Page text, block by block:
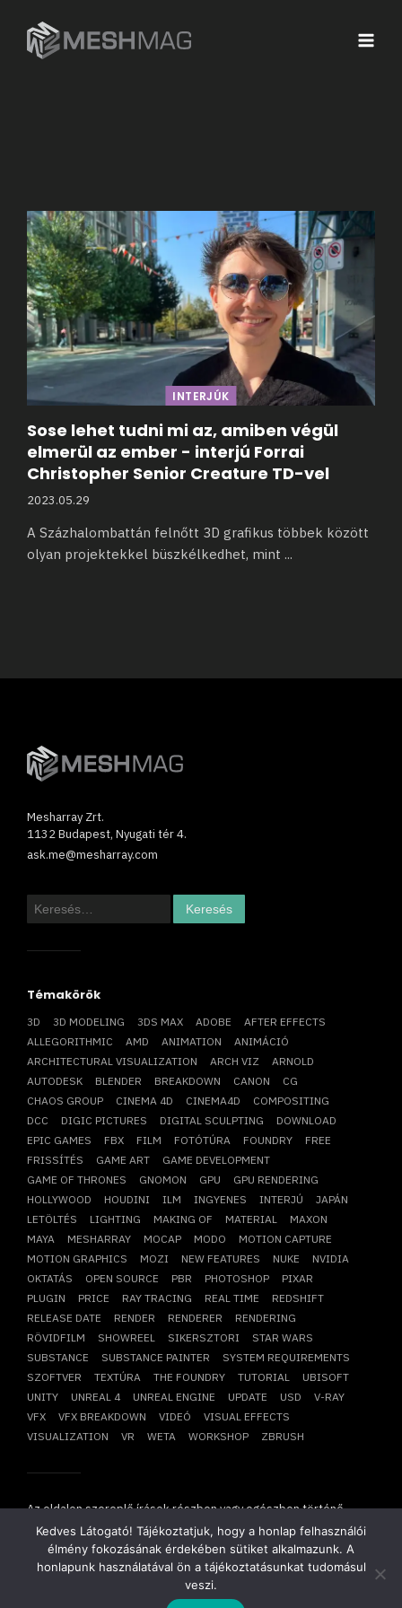
INTERJÚK
Sose lehet tudni mi az, amiben végül
elmerül az ember - interjú Forrai
Christopher Senior Creature TD-vel
2023.05.29
A Százhalombattán felnőtt 3D grafikus többek között
olyan projektekkel büszkélkedhet, mint ...
Mesharray Zrt.
1132 Budapest, Nyugati tér 4.
ask.me@mesharray.com
Keresés:
Témakörök
3D 3D MODELING 3DS MAX ADOBE
AFTER EFFECTS
ALLEGORITHMIC
AMD ANIMATION
ANIMÁCIÓ
ARCHITECTURAL VISUALIZATION
ARCH VIZ
ARNOLD
AUTODESK
BLENDER BREAKDOWN CANON
CG
CHAOS GROUP
CINEMA 4D CINEMA4D
COMPOSITING
DCC
DIGIC PICTURES DIGITAL SCULPTING
DOWNLOAD
EPIC GAMES
FBX FILM FOTÓTÚRA FOUNDRY
FREE
FRISSÍTÉS
GAME ART
GAME DEVELOPMENT
GAME OF THRONES
GNOMON GPU
GPU RENDERING
HOLLYWOOD
HOUDINI ILM INGYENES INTERJÚ
JAPÁN
LETÖLTÉS
LIGHTING MAKING OF MATERIAL
MAXON
MAYA
MESHARRAY MOCAP MODO
MOTION CAPTURE
MOTION GRAPHICS
MOZI NEW FEATURES NUKE
NVIDIA
OKTATÁS
OPEN SOURCE PBR PHOTOSHOP
PIXAR
PLUGIN
PRICE RAY TRACING REAL TIME
REDSHIFT
RELEASE DATE
RENDER RENDERER
RENDERING
RÖVIDFILM
SHOWREEL SIKERSZTORI
STAR WARS
SUBSTANCE
SUBSTANCE PAINTER
SYSTEM REQUIREMENTS
SZOFTVER
TEXTÚRA THE FOUNDRY TUTORIAL
UBISOFT
UNITY
UNREAL 4 UNREAL ENGINE UPDATE USD
V-RAY
VFX
VFX BREAKDOWN VIDEÓ
VISUAL EFFECTS
VISUALIZATION
VR WETA WORKSHOP ZBRUSH
Az oldalon szereplő írások részben vagy egészben történő
átvétele, újraközlése csak írásbeli hozzájárulásunkkal
lehetséges!
Copyright © 2014-2026. Minden jog fenntartva.Mesharray Zrt.
Kedves Látogató! Tájékoztatjuk, hogy a honlap felhasználói
élmény fokozásának érdekében sütiket alkalmazunk. A
honlapunk használatával ön a tájékoztatásunkat tudomásul
veszi.